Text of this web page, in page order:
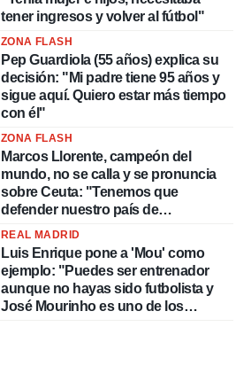
tener ingresos y volver al fútbol"
ZONA FLASH
Pep Guardiola (55 años) explica su
decisión: "Mi padre tiene 95 años y
sigue aquí. Quiero estar más tiempo
con él"
ZONA FLASH
Marcos Llorente, campeón del
mundo, no se calla y se pronuncia
sobre Ceuta: "Tenemos que
defender nuestro país de
delincuentes"
REAL MADRID
Luis Enrique pone a 'Mou' como
ejemplo: "Puedes ser entrenador
aunque no hayas sido futbolista y
José Mourinho es uno de los